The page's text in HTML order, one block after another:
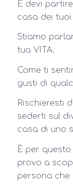
E devi
casa dei tuoi
Stiamo
tua VITA.
Come ti
gusti di
Rischieresti
sederti sul
casa di uno
È per
provo a
persona che